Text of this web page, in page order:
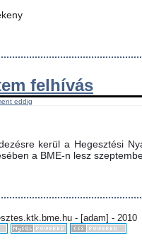
felhívás
eddig
kerül a Hegesztési
a BME-n lesz
- [adam] - 2010